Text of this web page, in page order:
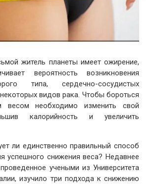
житель планеты имеет ожирение,
вероятность возникновения
типа, сердечно-сосудистых
видов рака. Чтобы бороться
весом необходимо изменить свой
калорийность и увеличить
ли единственно правильный способ
успешного снижения веса? Недавнее
учеными из Университета
изучило три подхода к снижению